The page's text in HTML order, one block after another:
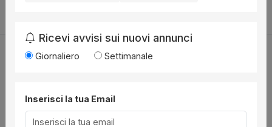
Utilità
Chi siamo
Ricevi avvisi sui nuovi annunci
Giornaliero Settimanale
Inserisci la tua Email